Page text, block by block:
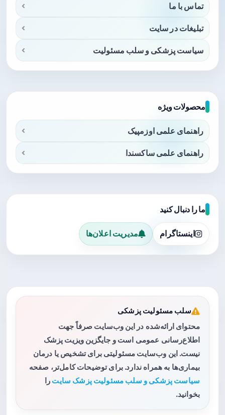
تماس با ما
تبلیغات در سایت
سیاست پزشکی و سلب مسئولیت
محصولات ویژه
راهنمای علمی اوزمپیک
راهنمای علمی ساکسندا
ما را دنبال کنید
اینستاگرام مدیریت اعلان‌ها
سلب مسئولیت پزشکی
محتوای ارائه‌شده در این وب‌سایت صرفاً جهت
اطلاع‌رسانی عمومی است و جایگزین ویزیت پزشک
نیست. این وب‌سایت مسئولیتی برای تشخیص یا درمان
بیماری‌ها به همراه ندارد. برای توضیحات کامل‌تر، صفحه
سیاست پزشکی و سلب مسئولیت پزشک سایت را
بخوانید.